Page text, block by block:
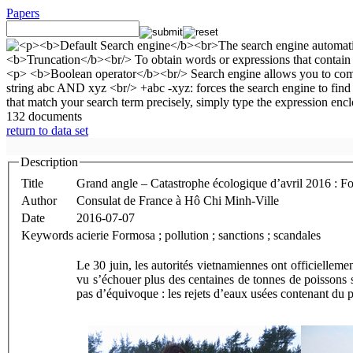
Papers
132 documents
return to data set
Description
Title
Grand angle – Catastrophe écologique d’avril 2016 :
Author
Consulat de France à Hô Chi Minh-Ville
Date
2016-07-07
Keywords
acierie Formosa ; pollution ; sanctions ; scandales
Le 30 juin, les autorités vietnamiennes ont
vu s’échouer plus des centaines de tonnes de
pas d’équivoque : les rejets d’eaux usées contenant